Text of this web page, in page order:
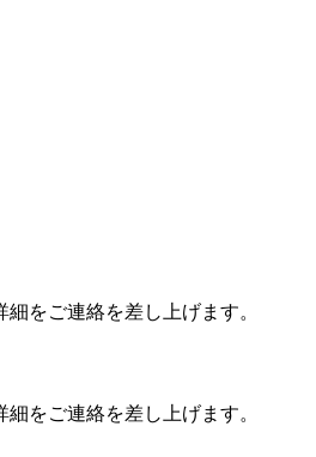
をご連絡を差し上げます。
をご連絡を差し上げます。